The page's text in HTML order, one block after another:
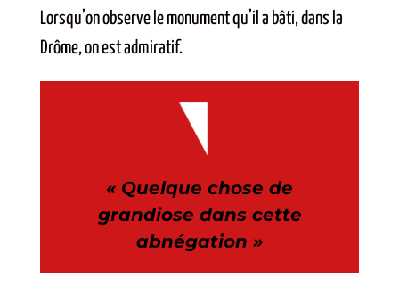
Lorsqu’on observe le monument qu’il a bâti, dans la
Drôme, on est admiratif.
« Quelque chose de
grandiose dans cette
abnégation »